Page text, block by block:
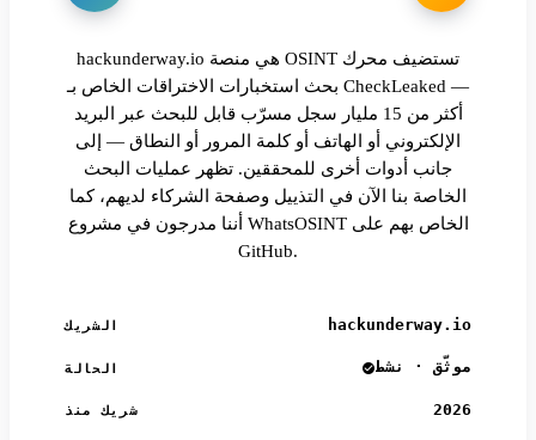
hackunderway.io هي منصة OSINT تستضيف محرك
بحث استخبارات الاختراقات الخاص بـ CheckLeaked —
أكثر من 15 مليار سجل مسرّب قابل للبحث عبر البريد
الإلكتروني أو الهاتف أو كلمة المرور أو النطاق — إلى
جانب أدوات أخرى للمحققين. تظهر عمليات البحث
الخاصة بنا الآن في التذييل وصفحة الشركاء لديهم، كما
أننا مدرجون في مشروع WhatsOSINT الخاص بهم على
GitHub.
الشريك hackunderway.io
الحالة موثّق · نشط
شريك منذ 2026